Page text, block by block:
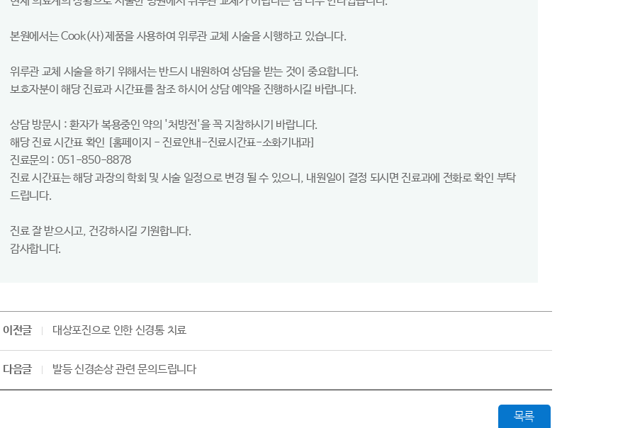
본원에서는 Cook(사)제품을 사용하여 위루관 교체 시술을 시행하고 있습니다.
위루관 교체 시술을 하기 위해서는 반드시 내원하여 상담을 받는 것이 중요합니다.
보호자분이 해당 진료과 시간표를 참조 하시어 상담 예약을 진행하시길 바랍니다.
상담 방문시 : 환자가 복용중인 약의 '처방전'을 꼭 지참하시기 바랍니다.
해당 진료 시간표 확인 [홈페이지 - 진료안내-진료시간표-소화기내과]
진료문의 : 051-850-8878
진료 시간표는 해당 과장의 학회 및 시술 일정으로 변경 될 수 있으니, 내원일이 결정 되시면 진료과에 전화로 확인 부탁
드립니다.
진료 잘 받으시고, 건강하시길 기원합니다.
감사합니다.
이전글 대상포진으로 인한 신경통 치료
다음글 발등 신경손상 관련 문의드립니다
목록